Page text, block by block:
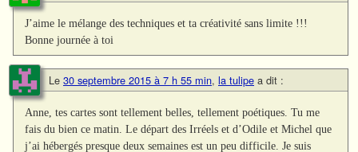
J’aime le mélange des techniques et ta créativité sans limite !!!
Bonne journée à toi
Le 30 septembre 2015 à 7 h 55 min, la tulipe a dit :
Anne, tes cartes sont tellement belles, tellement poétiques. Tu me
fais du bien ce matin. Le départ des Irréels et d’Odile et Michel que
j’ai hébergés presque deux semaines est un peu difficile. Je suis